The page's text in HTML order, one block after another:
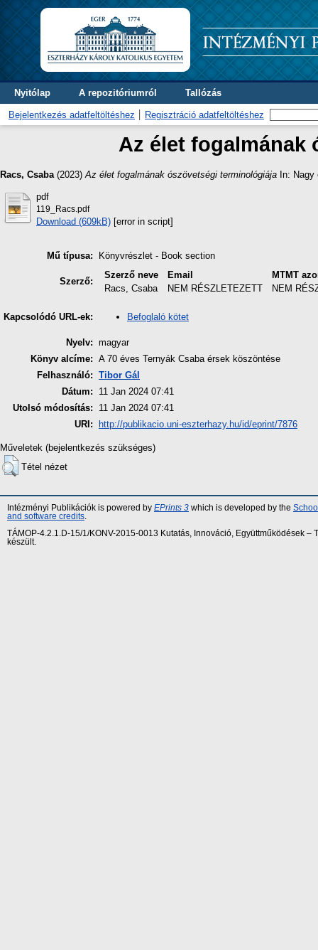
Nyitólap A repozitóriumról Tallózás
Bejelentkezés adatfeltöltéshez Regisztráció adatfeltöltéshez
Az élet fogalmának
Racs, Csaba (2023) Az élet fogalmának ószövetségi terminológiája In:
pdf
119_Racs.pdf
Download (609kB) [error in script]
Mű típusa: Könyvrészlet - Book section
Szerző:
Szerző neve Email
MTMT
Racs, Csaba
NEM RÉSZLETEZETT NEM
Kapcsolódó URL-ek: Befoglaló kötet
Nyelv: magyar
Könyv alcíme: A 70 éves Ternyák Csaba érsek köszöntése
Felhasználó: Tibor Gál
Dátum:
11 Jan 2024 07:41
Utolsó módosítás:
11 Jan 2024 07:41
URI:
http://publikacio.uni-eszterhazy.hu/id/eprint/7876
Műveletek (bejelentkezés szükséges)
Tétel nézet
Intézményi Publikációk is powered by EPrints 3 which is developed by the
and software credits
TÁMOP-4.2.1.D-15/1/KONV-2015-0013 Kutatás, Innováció, Együttműködések
készült.